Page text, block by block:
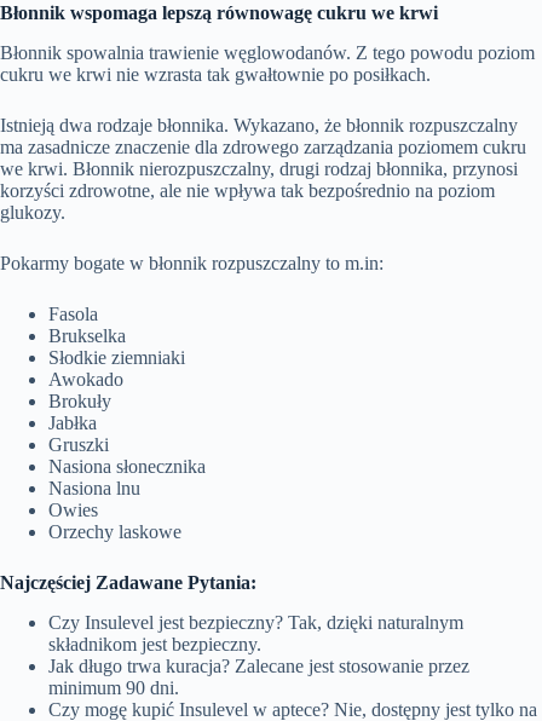
Błonnik wspomaga lepszą równowagę cukru we krwi
Błonnik spowalnia trawienie węglowodanów. Z tego powodu poziom
cukru we krwi nie wzrasta tak gwałtownie po posiłkach.
Istnieją dwa rodzaje błonnika. Wykazano, że błonnik rozpuszczalny
ma zasadnicze znaczenie dla zdrowego zarządzania poziomem cukru
we krwi. Błonnik nierozpuszczalny, drugi rodzaj błonnika, przynosi
korzyści zdrowotne, ale nie wpływa tak bezpośrednio na poziom
glukozy.
Pokarmy bogate w błonnik rozpuszczalny to m.in:
Fasola
Brukselka
Słodkie ziemniaki
Awokado
Brokuły
Jabłka
Gruszki
Nasiona słonecznika
Nasiona lnu
Owies
Orzechy laskowe
Najczęściej Zadawane Pytania:
Czy Insulevel jest bezpieczny? Tak, dzięki naturalnym
składnikom jest bezpieczny.
Jak długo trwa kuracja? Zalecane jest stosowanie przez
minimum 90 dni.
Czy mogę kupić Insulevel w aptece? Nie, dostępny jest tylko na